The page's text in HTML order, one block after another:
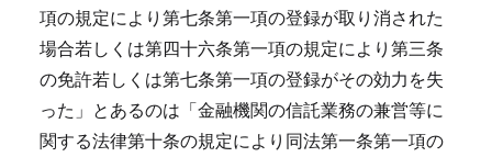
項の規定により第七条第一項の登録が取り消された
場合若しくは第四十六条第一項の規定により第三条
の免許若しくは第七条第一項の登録がその効力を失
った」とあるのは「金融機関の信託業務の兼営等に
関する法律第十条の規定により同法第一条第一項の